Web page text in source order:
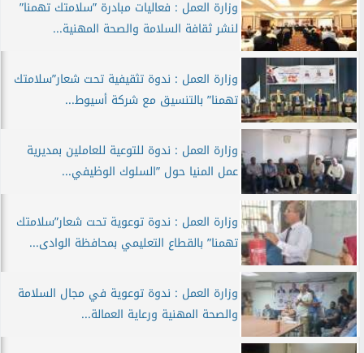
وزارة العمل : فعاليات مبادرة ”سلامتك تهمنا”
لنشر ثقافة السلامة والصحة المهنية...
وزارة العمل : ندوة تثقيفية تحت شعار”سلامتك
تهمنا” بالتنسيق مع شركة أسيوط...
وزارة العمل : ندوة للتوعية للعاملين بمديرية
عمل المنيا حول ”السلوك الوظيفي...
وزارة العمل : ندوة توعوية تحت شعار”سلامتك
تهمنا” بالقطاع التعليمي بمحافظة الوادى...
وزارة العمل : ندوة توعوية في مجال السلامة
والصحة المهنية ورعاية العمالة...